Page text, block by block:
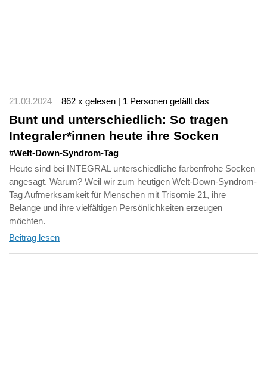
21.03.2024 862 x gelesen | 1 Personen gefällt das
Bunt und unterschiedlich: So tragen
Integraler*innen heute ihre Socken
#Welt-Down-Syndrom-Tag
Heute sind bei INTEGRAL unterschiedliche farbenfrohe Socken
angesagt. Warum? Weil wir zum heutigen Welt-Down-Syndrom-
Tag Aufmerksamkeit für Menschen mit Trisomie 21, ihre
Belange und ihre vielfältigen Persönlichkeiten erzeugen
möchten.
Beitrag lesen